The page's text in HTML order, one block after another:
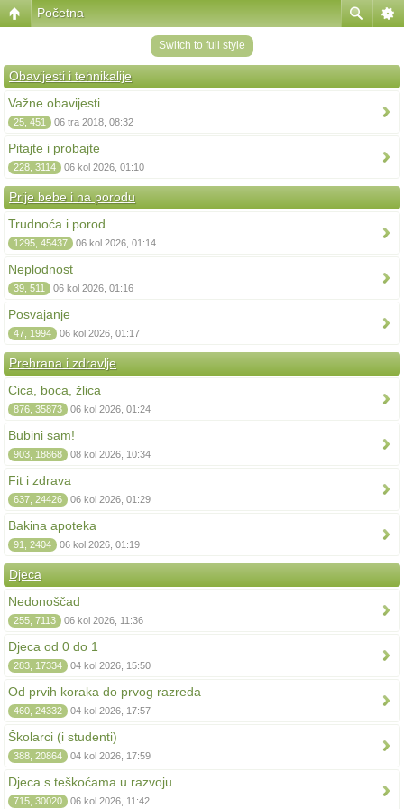
Početna
Switch to full style
Obavijesti i tehnikalije
Važne obavijesti
25, 451 06 tra 2018, 08:32
Pitajte i probajte
228, 3114 06 kol 2026, 01:10
Prije bebe i na porodu
Trudnoća i porod
1295, 45437 06 kol 2026, 01:14
Neplodnost
39, 511 06 kol 2026, 01:16
Posvajanje
47, 1994 06 kol 2026, 01:17
Prehrana i zdravlje
Cica, boca, žlica
876, 35873 06 kol 2026, 01:24
Bubini sam!
903, 18868 08 kol 2026, 10:34
Fit i zdrava
637, 24426 06 kol 2026, 01:29
Bakina apoteka
91, 2404 06 kol 2026, 01:19
Djeca
Nedonoščad
255, 7113 06 kol 2026, 11:36
Djeca od 0 do 1
283, 17334 04 kol 2026, 15:50
Od prvih koraka do prvog razreda
460, 24332 04 kol 2026, 17:57
Školarci (i studenti)
388, 20864 04 kol 2026, 17:59
Djeca s teškoćama u razvoju
715, 30020 06 kol 2026, 11:42